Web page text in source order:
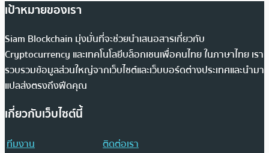
เป้าหมายของเรา
Siam Blockchain มุ่งมั่นที่จะช่วยนำเสนอสารเกี่ยวกับ
Cryptocurrency และเทคโนโลยีบล็อกเชนเพื่อคนไทย ในภาษาไทย เรา
รวบรวมข้อมูลส่วนใหญ่จากเว็บไซต์และเว็บบอร์ดต่างประเทศและนำมา
แปลส่งตรงถึงฟีดคุณ
เกี่ยวกับเว็บไซต์นี้
ทีมงาน
ติดต่อเรา